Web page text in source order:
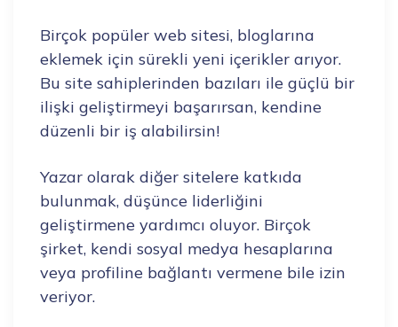
Birçok popüler web sitesi, bloglarına
eklemek için sürekli yeni içerikler arıyor.
Bu site sahiplerinden bazıları ile güçlü bir
ilişki geliştirmeyi başarırsan, kendine
düzenli bir iş alabilirsin!
Yazar olarak diğer sitelere katkıda
bulunmak, düşünce liderliğini
geliştirmene yardımcı oluyor. Birçok
şirket, kendi sosyal medya hesaplarına
veya profiline bağlantı vermene bile izin
veriyor.